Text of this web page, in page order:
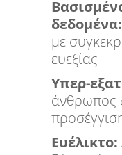
δεδομένα:
με
ευεξίας
Υπερ-
άνθρωπος
Ευέλικτο: